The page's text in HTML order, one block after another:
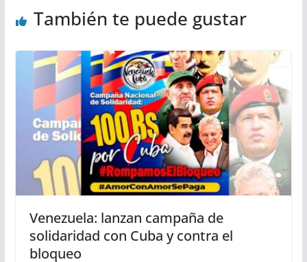
También te puede gustar
Venezuela: lanzan campaña de
solidaridad con Cuba y contra el
bloqueo